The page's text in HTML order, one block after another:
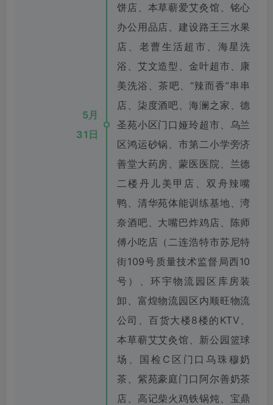
5月
31日
饼店、本草蕲爱艾灸馆、铭心
办公用品店、建设路王三水果
店、老曹生活超市、海星洗
浴、艾文造型、金叶超市、康
美洗浴、茶吧、“辣而香”串串
店、柒度酒吧、海澜之家、德
圣苑小区门口娅玲超市、乌兰
区鸿运砂锅、市第二小学旁济
善堂大药房、蒙医医院、兰德
二楼丹儿美甲店、双舟辣嘴
鸭、清华苑体能训练基地、湾
奈酒吧、大嘴巴炸鸡店、陈师
傅小吃店（二连浩特市苏尼特
街109号质量技术监督局西10
号）、环宇物流园区库房装
卸、富煌物流园区内顺旺物流
公司、百货大楼8楼的KTV、
本草蕲艾艾灸馆、新公园篮球
场、国检C区门口乌珠穆奶
茶、紫苑豪庭门口阿尔善奶茶
店、高记柴火鸡铁锅炖、宝鼎